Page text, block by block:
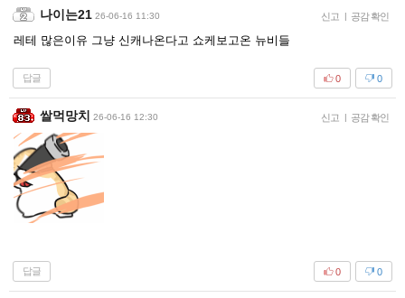
나이는21 26-06-16 11:30 신고 | 공감 확인
레테 많은이유 그냥 신캐나온다고 쇼케보고온 뉴비들
답글 0
0
쌀먹망치 26-06-16 12:30 신고 | 공감 확인
답글 0
0